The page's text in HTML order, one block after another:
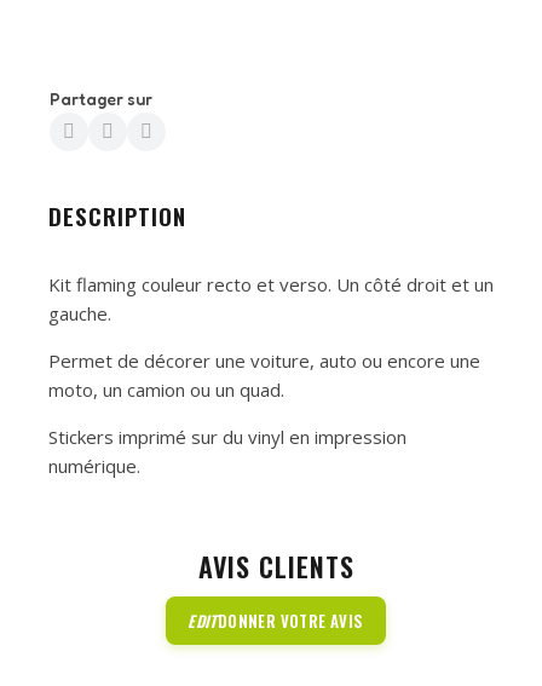
Partager sur
DESCRIPTION
Kit flaming couleur recto et verso. Un côté droit et un
gauche.
Permet de décorer une voiture, auto ou encore une
moto, un camion ou un quad.
Stickers imprimé sur du vinyl en impression
numérique.
AVIS CLIENTS
EDITDONNER VOTRE AVIS